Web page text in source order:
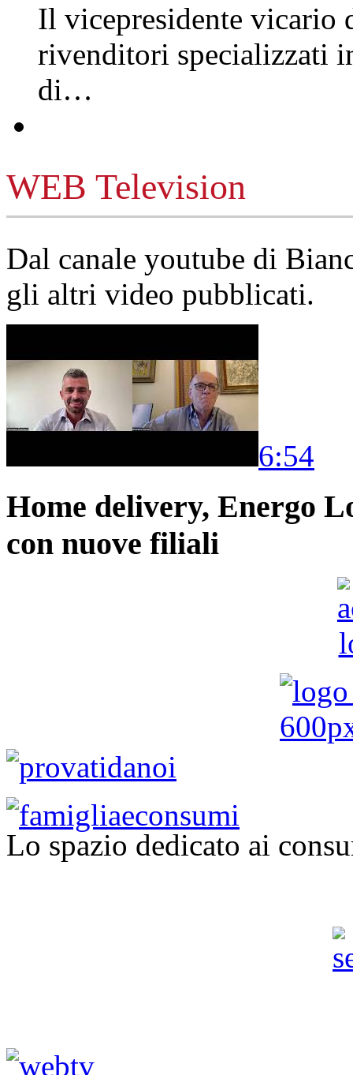
Il vicepresidente vicario
rivenditori specializzati
di…
WEB Television
Dal canale youtube di
gli altri video pubblicati.
6:54
Home delivery, Energo
con nuove filiali
Lo spazio dedicato ai